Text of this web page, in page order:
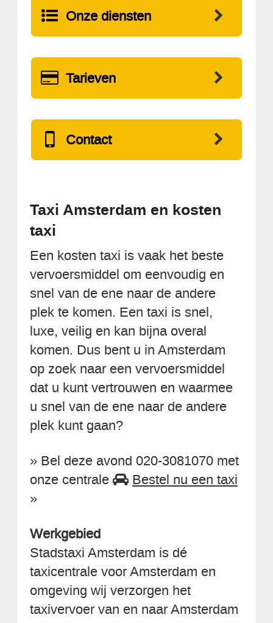
Onze diensten
Tarieven
Contact
Taxi Amsterdam en kosten
taxi
Een kosten taxi is vaak het beste
vervoersmiddel om eenvoudig en
snel van de ene naar de andere
plek te komen. Een taxi is snel,
luxe, veilig en kan bijna overal
komen. Dus bent u in Amsterdam
op zoek naar een vervoersmiddel
dat u kunt vertrouwen en waarmee
u snel van de ene naar de andere
plek kunt gaan?
» Bel deze avond 020-3081070 met
onze centrale
Bestel nu een taxi
»
Werkgebied
Stadstaxi Amsterdam is dé
taxicentrale voor Amsterdam en
omgeving wij verzorgen het
taxivervoer van en naar Amsterdam